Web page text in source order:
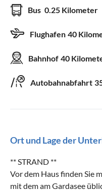
Bus 0.25 Kilometer
Flughafen 40
Bahnhof 40
Autobahnabfahrt
Ort und Lage der
** STRAND **
Vor dem Haus finden Sie
mit dem am Gardasee